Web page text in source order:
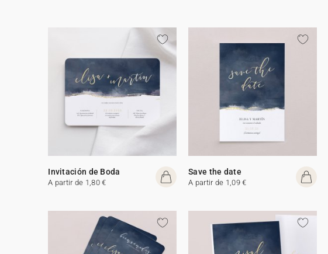
Invitación de Boda
A partir de 1,80 €
Save the date
A partir de 1,09 €